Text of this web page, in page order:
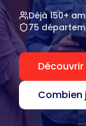
Déjà 150+
75
Combien